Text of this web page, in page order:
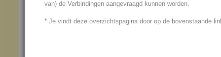
Levensvragen waar
antwoord op geeft.
van) de Verbindingen aangevraagd kunnen worden.
* Je vindt deze overzichtspagina door op de bovenstaande